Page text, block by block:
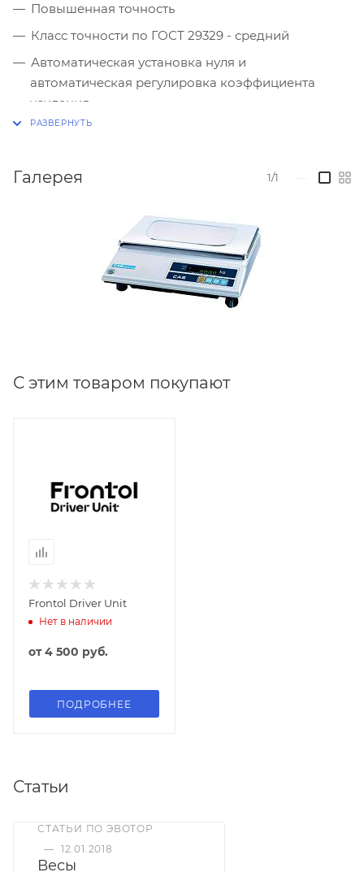
Повышенная точность
Класс точности по ГОСТ 29329 - средний
Автоматическая установка нуля и
автоматическая регулировка коэффициента
усиления
Выборка массы тары из диапазона взвешивания
Мембранная клавиатура
Интерфейс RS-232
Питание от сети
Галерея 1/1
С этим товаром покупают
Frontol Driver Unit
Нет в наличии
от4 500 руб.
ПОДРОБНЕЕ
Статьи
СТАТЬИ ПО ЭВОТОР
— 12.01.2018
Весы